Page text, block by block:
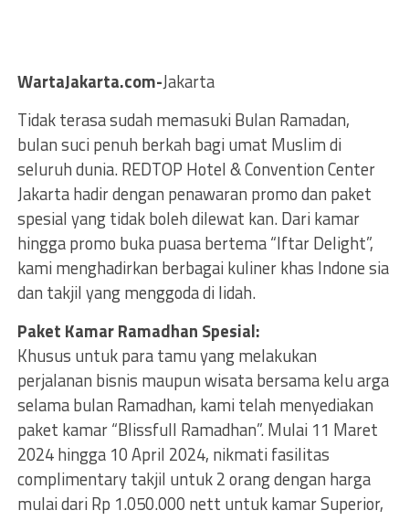
WartaJakarta.com-Jakarta
Tidak terasa sudah memasuki Bulan Ramadan,
bulan suci penuh berkah bagi umat Muslim di
seluruh dunia. REDTOP Hotel & Convention Center
Jakarta hadir dengan penawaran promo dan paket
spesial yang tidak boleh dilewat kan. Dari kamar
hingga promo buka puasa bertema “Iftar Delight”,
kami menghadirkan berbagai kuliner khas Indone sia
dan takjil yang menggoda di lidah.
Paket Kamar Ramadhan Spesial:
Khusus untuk para tamu yang melakukan
perjalanan bisnis maupun wisata bersama kelu arga
selama bulan Ramadhan, kami telah menyediakan
paket kamar “Blissfull Ramadhan”. Mulai 11 Maret
2024 hingga 10 April 2024, nikmati fasilitas
complimentary takjil untuk 2 orang dengan harga
mulai dari Rp 1.050.000 nett untuk kamar Superior,